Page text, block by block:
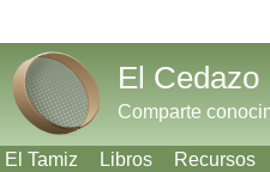
El Cedazo
Comparte
El Tamiz Libros Recursos